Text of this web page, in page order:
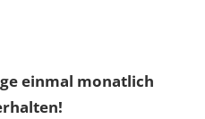
einmal monatlich